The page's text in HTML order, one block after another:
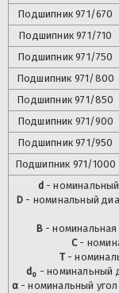
Подшипник 971/670
Подшипник 971/710
Подшипник 971/750
Подшипник 971/800
Подшипник 971/850
Подшипник 971/900
Подшипник 971/950
Подшипник 971/1000
d - номинальный
D - номинальный
B- номинальная
C-
T-
d 0 - номинальный
α- номинальный угол